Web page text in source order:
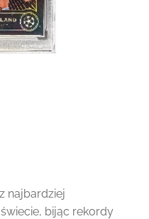
najbardziej
bijąc rekordy